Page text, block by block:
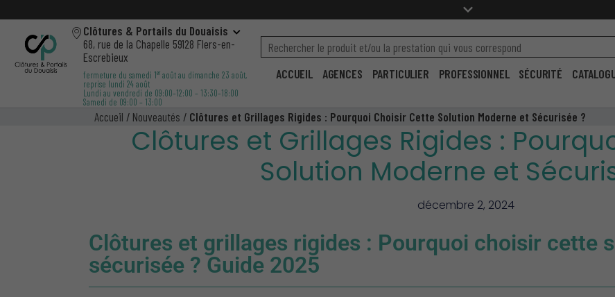
Clôtures & Portails du Douaisis
68, rue de la Chapelle 59128 Flers-en-
Escrebieux
fermeture du samedi 1eraoût au dimanche 23 août,
reprise lundi 24 août
Lundi au vendredi de 09:00–12:00 – 13:30–18:00
Samedi de 09:00 – 13:00
ACCUEIL AGENCES PARTICULIER PROFESSIONNEL SÉCURITÉ
Accueil / Nouveautés / Clôtures et Grillages Rigides : Pourquoi Choisir Cette Solution Moderne et Sécurisée ?
Clôtures et Grillages Rigides :
Solution Moderne et
décembre 2, 2024
Clôtures et grillages rigides : Pourquoi choisir cette
sécurisée ? Guide 2025